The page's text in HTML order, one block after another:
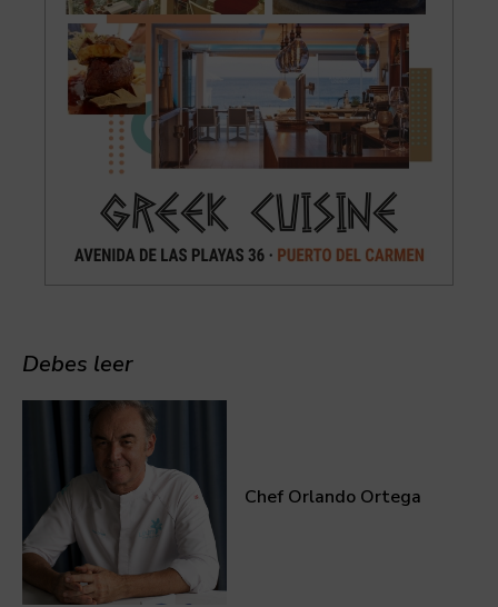
Debes leer
Chef Orlando Ortega